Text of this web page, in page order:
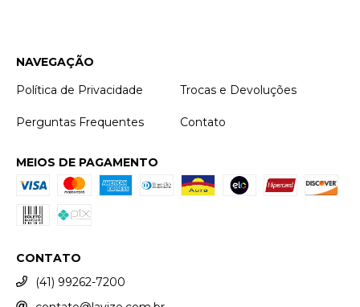
NAVEGAÇÃO
Política de Privacidade
Trocas e Devoluções
Perguntas Frequentes Contato
MEIOS DE PAGAMENTO
CONTATO
(41) 99262-7200